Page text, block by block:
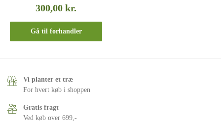
300,00kr.
Gå til forhandler
Vi planter et træ
For hvert køb i shoppen
Gratis fragt
Ved køb over 699,-